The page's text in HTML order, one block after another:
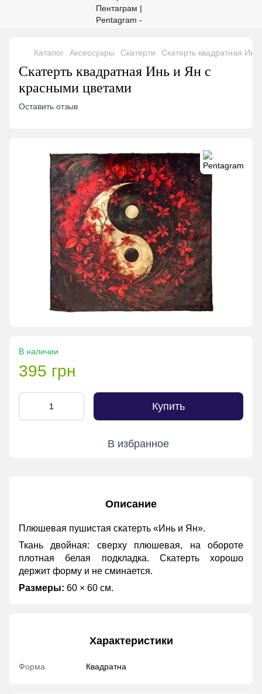
Каталог Аксессуары Скатерти Скатерть квадратная
Скатерть квадратная Инь и Ян с
красными цветами
Оставить отзыв
В наличии
395 грн
Купить
В избранное
Описание
Плюшевая пушистая скатерть «Инь и Ян».
Ткань двойная: сверху плюшевая, на обороте
плотная белая подкладка. Скатерть хорошо
держит форму и не сминается.
Размеры: 60 × 60 см.
Характеристики
Форма Квадратна